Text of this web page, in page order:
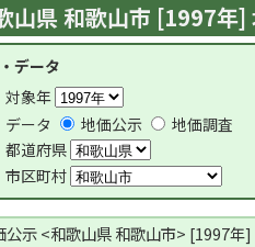
山県 和歌山市 [1997年]
データ
対象年
データ
地価公示
地価調査
都道府県
市区町村
公示 <和歌山県 和歌山市> [1997年]